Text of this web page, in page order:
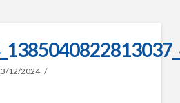
12/2024